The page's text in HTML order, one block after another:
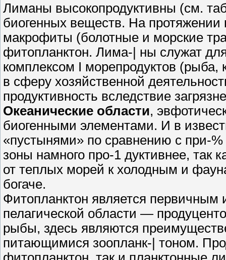
Лиманы высокопродуктивны (см.
биогенных веществ. На протяжении
макрофиты (болотные и морские
фитопланктон. Лима-| ны служат
комплексом I морепродуктов (рыба,
в сферу хозяйственной
продуктивность вследствие
Океанические области,
биогенными элементами. И в
«пустынями» по сравнению с при-
зоны намного про-1 дуктивнее, так
от теплых морей к холодным и
богаче.
Фитопланктон является
пелагической области —
рыбы, здесь являются
питающимися зоопланк-| тоном.